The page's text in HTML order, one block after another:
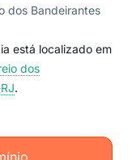
dos Bandeirantes
está localizado em
dos
.